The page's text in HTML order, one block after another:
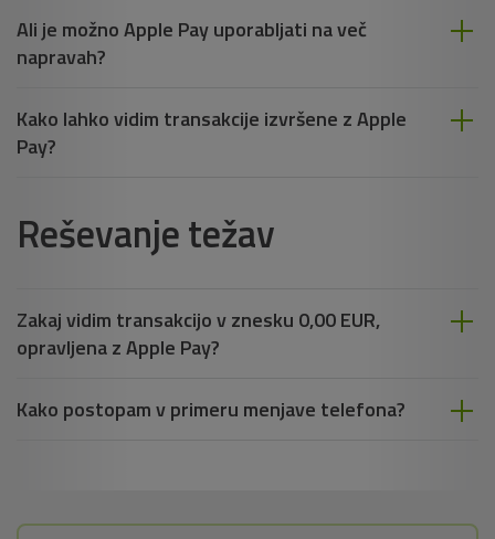
Ali je možno Apple Pay uporabljati na več
napravah?
Kako lahko vidim transakcije izvršene z Apple
Pay?
Reševanje težav
Zakaj vidim transakcijo v znesku 0,00 EUR,
opravljena z Apple Pay?
Kako postopam v primeru menjave telefona?